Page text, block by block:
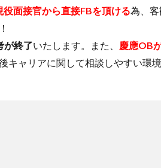
役面接官から直接FBを頂ける為、
が終了いたします。また、
慶應OB
キャリアに関して相談しやすい環